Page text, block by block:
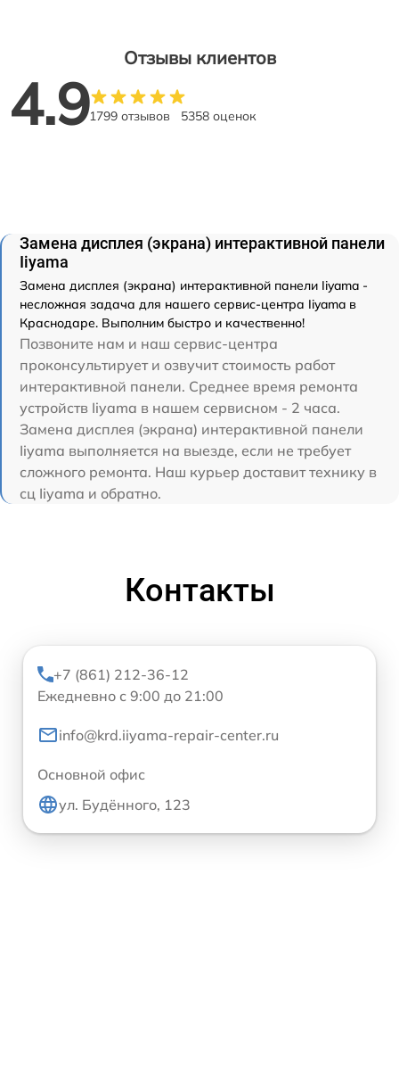
Отзывы клиентов
4.91799 отзывов 5358 оценок
Замена дисплея (экрана) интерактивной панели
Iiyama
Замена дисплея (экрана) интерактивной панели Iiyama -
несложная задача для нашего сервис-центра Iiyama в
Краснодаре. Выполним быстро и качественно!
Позвоните нам и наш сервис-центра
проконсультирует и озвучит стоимость работ
интерактивной панели. Среднее время ремонта
устройств Iiyama в нашем сервисном - 2 часа.
Замена дисплея (экрана) интерактивной панели
Iiyama выполняется на выезде, если не требует
сложного ремонта. Наш курьер доставит технику в
сц Iiyama и обратно.
Контакты
+7 (861) 212-36-12
Ежедневно с 9:00 до 21:00
info@krd.iiyama-repair-center.ru
Основной офис
ул. Будённого, 123